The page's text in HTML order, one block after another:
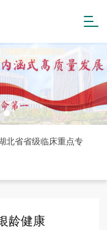
北省省级临床重点专
龄健康